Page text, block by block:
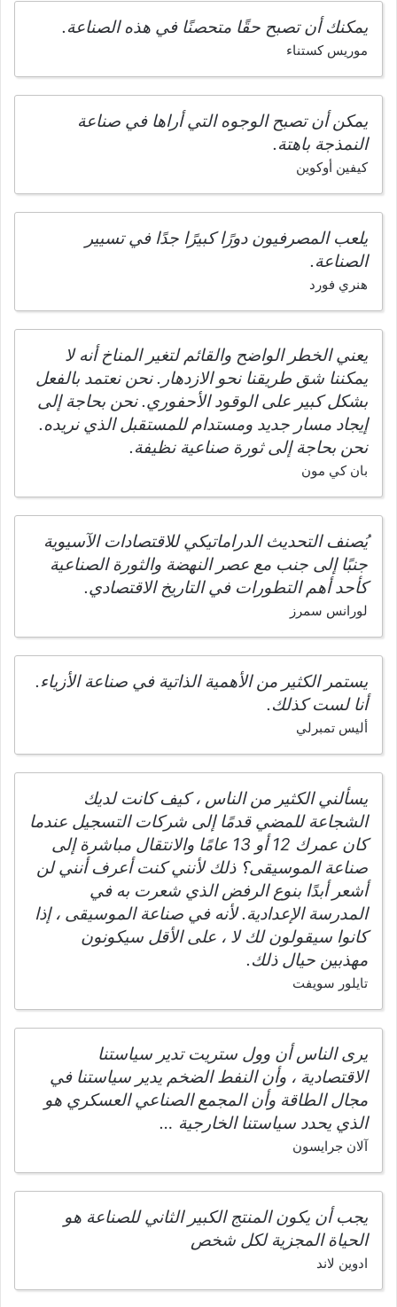
يمكنك أن تصبح حقًا متحصنًا في هذه الصناعة.
موريس كستناء
يمكن أن تصبح الوجوه التي أراها في صناعة
النمذجة باهتة.
كيفين أوكوين
يلعب المصرفيون دورًا كبيرًا جدًا في تسيير
الصناعة.
هنري فورد
يعني الخطر الواضح والقائم لتغير المناخ أنه لا
يمكننا شق طريقنا نحو الازدهار. نحن نعتمد بالفعل
بشكل كبير على الوقود الأحفوري. نحن بحاجة إلى
إيجاد مسار جديد ومستدام للمستقبل الذي نريده.
نحن بحاجة إلى ثورة صناعية نظيفة.
بان كي مون
يُصنف التحديث الدراماتيكي للاقتصادات الآسيوية
جنبًا إلى جنب مع عصر النهضة والثورة الصناعية
كأحد أهم التطورات في التاريخ الاقتصادي.
لورانس سمرز
يستمر الكثير من الأهمية الذاتية في صناعة الأزياء.
أنا لست كذلك.
أليس تمبرلي
يسألني الكثير من الناس ، كيف كانت لديك
الشجاعة للمضي قدمًا إلى شركات التسجيل عندما
كان عمرك 12 أو 13 عامًا والانتقال مباشرة إلى
صناعة الموسيقى؟ ذلك لأنني كنت أعرف أنني لن
أشعر أبدًا بنوع الرفض الذي شعرت به في
المدرسة الإعدادية. لأنه في صناعة الموسيقى ، إذا
كانوا سيقولون لك لا ، على الأقل سيكونون
مهذبين حيال ذلك.
تايلور سويفت
يرى الناس أن وول ستريت تدير سياستنا
الاقتصادية ، وأن النفط الضخم يدير سياستنا في
مجال الطاقة وأن المجمع الصناعي العسكري هو
الذي يحدد سياستنا الخارجية …
آلان جرايسون
يجب أن يكون المنتج الكبير الثاني للصناعة هو
الحياة المجزية لكل شخص
ادوين لاند